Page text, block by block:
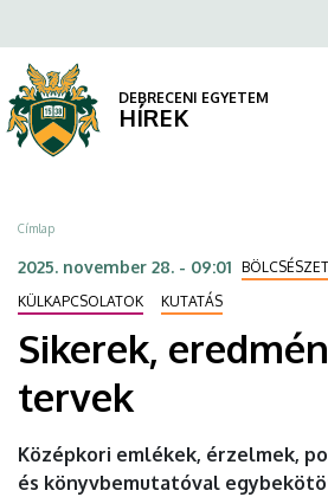
eredmények,
tervek
DEBRECENI
EGYETEM
a
tartalomra
DEBRECENI EGYETEM
HÍREK
Morzsa
Címlap
2025. november 28. - 09:01
KÜLKAPCSOLATOK
KUTATÁS
Sikerek,
tervek
Középkori emlékek, érzelmek,
és könyvbemutatóval